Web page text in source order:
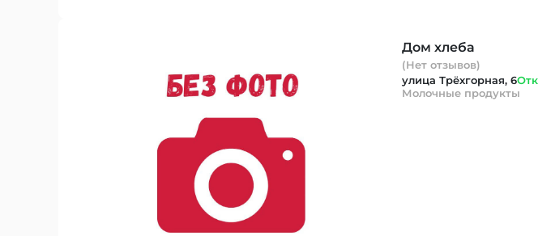
Дом хлеба
(Нет отзывов)
улица Трёхгорная, 6
Молочные продукты